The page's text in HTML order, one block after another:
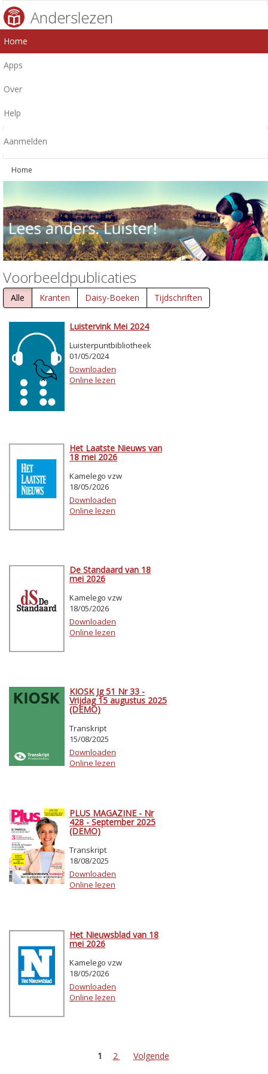
Anderslezen
Home
Apps
Over
Help
Aanmelden
Home
Voorbeeldpublicaties
Alle Kranten Daisy-Boeken Tijdschriften
Luistervink Mei 2024
Luisterpuntbibliotheek
01/05/2024
Downloaden
Online lezen
Het Laatste Nieuws van
18 mei 2026
Kamelego vzw
18/05/2026
Downloaden
Online lezen
De Standaard van 18
mei 2026
Kamelego vzw
18/05/2026
Downloaden
Online lezen
KIOSK Jg 51 Nr 33 -
Vrijdag 15 augustus 2025
(DEMO)
Transkript
15/08/2025
Downloaden
Online lezen
PLUS MAGAZINE - Nr
428 - September 2025
(DEMO)
Transkript
18/08/2025
Downloaden
Online lezen
Het Nieuwsblad van 18
mei 2026
Kamelego vzw
18/05/2026
Downloaden
Online lezen
1 2 Volgende